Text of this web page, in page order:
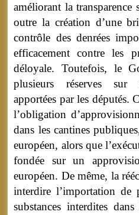
améliorant la
outre la création d’une
contrôle des denrées
efficacement contre les
déloyale. Toutefois, le
plusieurs réserves sur
apportées par les députés.
l’obligation
dans les cantines
européen, alors que
fondée sur un
européen. De même, la
interdire l’importation de
substances interdites